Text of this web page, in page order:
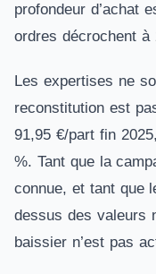
profondeur d’achat
ordres décrochent
Les expertises ne
reconstitution est
91,95 €/part fin
%. Tant que la
connue, et tant que
dessus des valeurs
baissier n’est pas